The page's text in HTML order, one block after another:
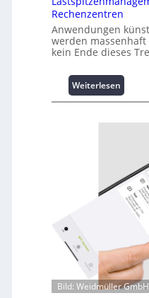
Rechenzentren
Anwendungen
werden
kein Ende dieses
Weiterlesen:
K
r
f
t
i
o
n
Bild: Weidmüller